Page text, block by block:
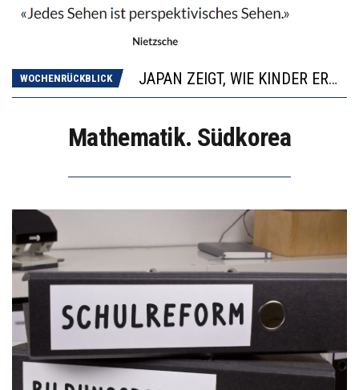
WOCHENRÜCKBLICK
JAPAN ZEIGT, WIE KINDER ERNÄHRUNG LERNEN – DEUTSCHLAND PENNT
ANNA-KATHARINA ZENGER UND IHRE VERFASSUNGSKENNTNISSE
Mathematik. Südkorea